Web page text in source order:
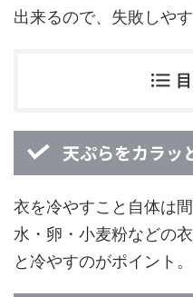
出来るので、失敗しや
天ぷらをカラッ
衣を冷やすこと自体は
水・卵・小麦粉などの
と冷やすのがポイント。